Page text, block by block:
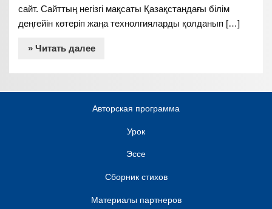
сайт. Сайттың негізгі мақсаты Қазақстандағы білім
деңгейін көтеріп жаңа технолгияларды қолданып […]
» Читать далее
Авторская программа
Урок
Эссе
Сборник стихов
Материалы партнеров